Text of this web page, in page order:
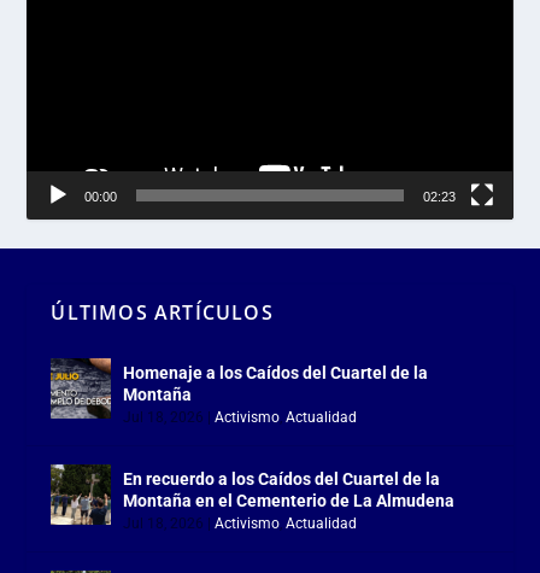
00:00 02:23
ÚLTIMOS ARTÍCULOS
Homenaje a los Caídos del Cuartel de la
Montaña
Jul 18, 2026 |Activismo ,Actualidad
En recuerdo a los Caídos del Cuartel de la
Montaña en el Cementerio de La Almudena
Jul 18, 2026 |Activismo ,Actualidad